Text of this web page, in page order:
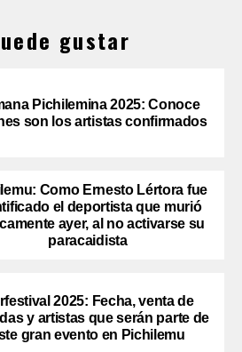
gustar
Pichilemina 2025: Conoce
son los artistas confirmados
Como Ernesto Lértora fue
el deportista que murió
ayer, al no activarse su
paracaidista
2025: Fecha, venta de
y artistas que serán parte de
gran evento en Pichilemu